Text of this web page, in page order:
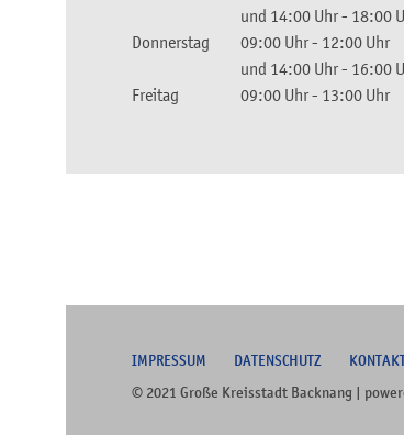
und 14:00 Uhr- 18:00
Donnerstag
09:00 Uhr- 12:00 Uhr
und 14:00 Uhr- 16:00
Freitag
09:00 Uhr- 13:00 Uhr
IMPRESSUM DATENSCHUTZ
© 2021 Große Kreisstadt Backnang |